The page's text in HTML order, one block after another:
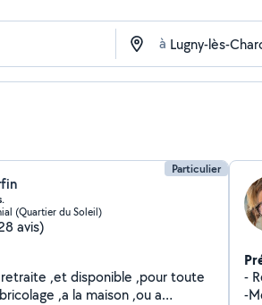
à
Particulier
(Quartier du Soleil)
avis)
retraite ,et disponible ,pour toute
,a la maison ,ou a
-
-